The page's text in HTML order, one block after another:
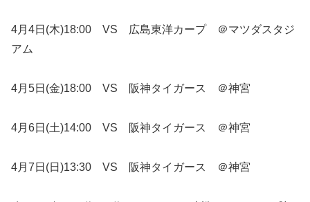
4月4日(木)18:00 VS 広島東洋カープ ＠マツダスタジ
アム
4月5日(金)18:00 VS 阪神タイガース ＠神宮
4月6日(土)14:00 VS 阪神タイガース ＠神宮
4月7日(日)13:30 VS 阪神タイガース ＠神宮